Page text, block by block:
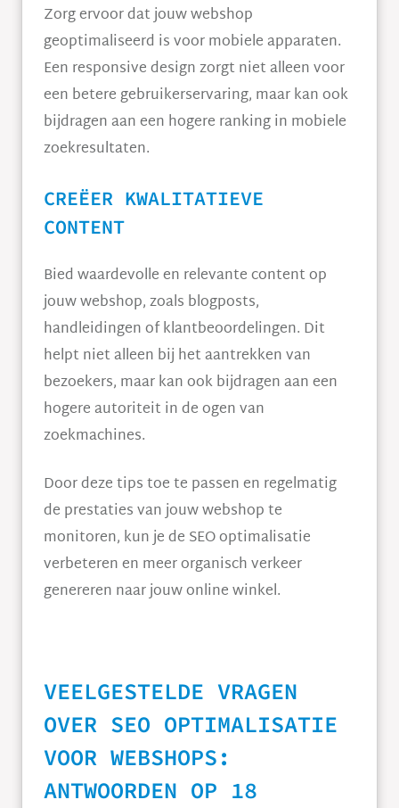
Zorg ervoor dat jouw webshop
geoptimaliseerd is voor mobiele apparaten.
Een responsive design zorgt niet alleen voor
een betere gebruikerservaring, maar kan ook
bijdragen aan een hogere ranking in mobiele
zoekresultaten.
CREËER KWALITATIEVE
CONTENT
Bied waardevolle en relevante content op
jouw webshop, zoals blogposts,
handleidingen of klantbeoordelingen. Dit
helpt niet alleen bij het aantrekken van
bezoekers, maar kan ook bijdragen aan een
hogere autoriteit in de ogen van
zoekmachines.
Door deze tips toe te passen en regelmatig
de prestaties van jouw webshop te
monitoren, kun je de SEO optimalisatie
verbeteren en meer organisch verkeer
genereren naar jouw online winkel.
VEELGESTELDE VRAGEN
OVER SEO OPTIMALISATIE
VOOR WEBSHOPS:
ANTWOORDEN OP 18